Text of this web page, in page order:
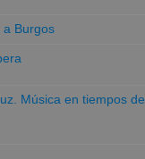
a Burgos
Música en tiempos de